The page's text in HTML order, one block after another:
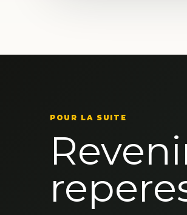
POUR LA SUITE